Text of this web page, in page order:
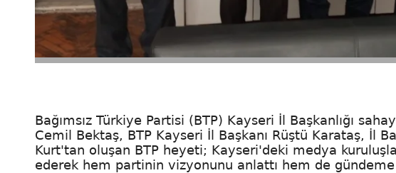
Bağımsız Türkiye Partisi (BTP) Kayseri İl Başkanlığı
Cemil Bektaş, BTP Kayseri İl Başkanı Rüştü Karataş, İl
Kurt'tan oluşan BTP heyeti; Kayseri'deki medya
ederek hem partinin vizyonunu anlattı hem de